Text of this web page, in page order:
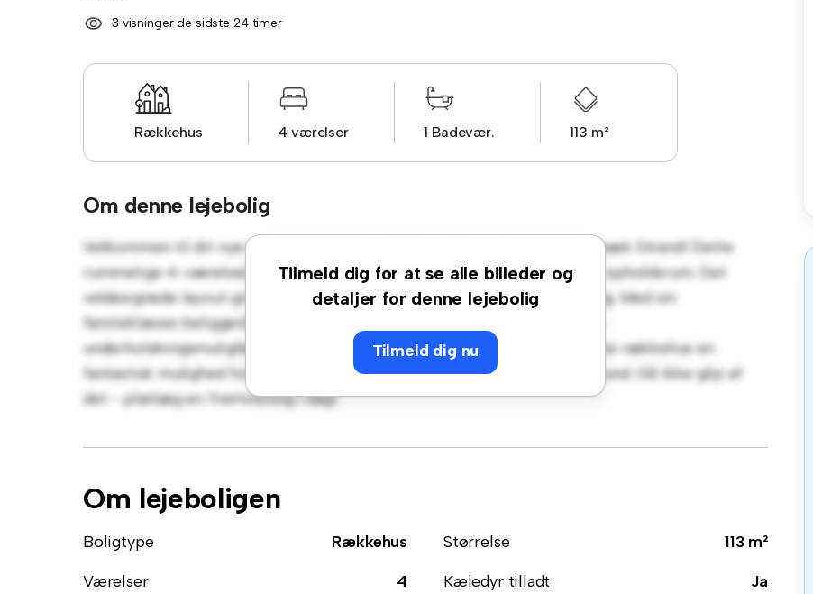
3 visninger de sidste 24 timer
Rækkehus 4 værelser 1 Badevær. 113 m²
Om denne lejebolig
Tilmeld dig for at se alle billeder og
detaljer for denne lejebolig
Tilmeld dig nu
Velkommen til dit nye byhusreservat på Gisselfeldvej 16E, 2665 Vallensbæk Strand! Dette
rummelige 4-værelses rækkehus tilbyder et moderne og komfortabelt opholdsrum. Det
veldesignede layout giver masser af plads til afslapning og underholdning. Med sin
førsteklasses beliggenhed vil du være tæt på shopping, restauranter og
underholdningsmuligheder. Til en overkommelig pris til 16.500 kr er dette rækkehus en
fantastisk mulighed for at nyde en moderne livsstil i et pulserende samfund. Gå ikke glip af
det - planlæg en fremvisning i dag!
Om lejeboligen
Boligtype Rækkehus Størrelse
113 m²
Værelser
4 Kæledyr tilladt
Ja